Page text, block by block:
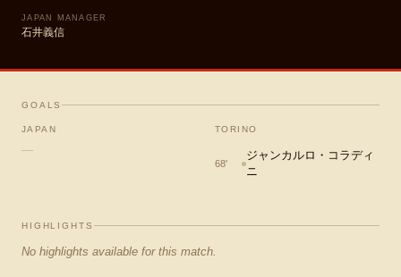
JAPAN MANAGER
石井義信
GOALS
JAPAN
—
TORINO
68'
ジャンカルロ・コラディ
ニ
HIGHLIGHTS
No highlights available for this match.